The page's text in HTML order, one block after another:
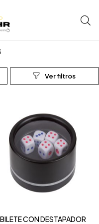
CON DESTAPADOR